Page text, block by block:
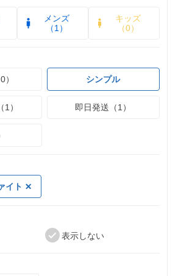
メンズ
（1）
キッズ
（0）
シンプル
） 即日発送（1）
イト
表示しない